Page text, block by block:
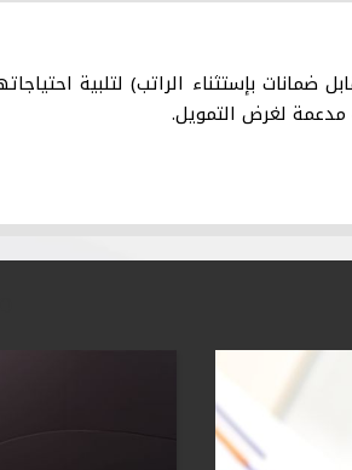
ضمانات بإستثناء الراتب) لتلبية
لغرض التمويل.